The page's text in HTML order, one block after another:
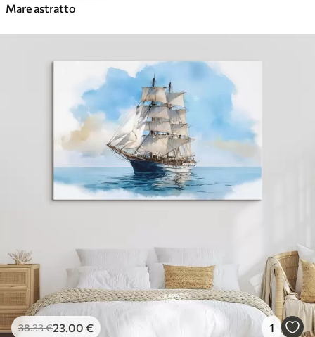
Mare astratto
38.33€23 .00 € 1